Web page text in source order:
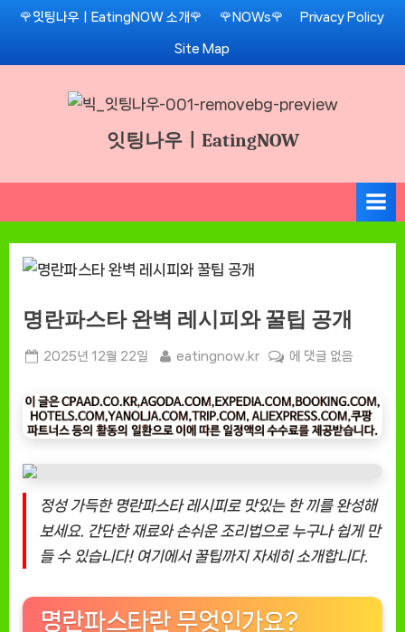
Skip
content
🌹잇팅나우ㅣEatingNOW 소개🌹 🌹NOWs🌹 Privacy Policy
Site Map
잇팅나우ㅣEatingNOW
명란파스타 완벽 레시피와 꿀팁 공개
Posted
2025년 12월 22일 By
eatingnow.kr
명
파
스
타
레
시
피
팁
에 댓글 없음
정성 가득한 명란파스타 레시피로 맛있는 한 끼를 완성해
보세요. 간단한 재료와 손쉬운 조리법으로 누구나 쉽게 만
들 수 있습니다! 여기에서 꿀팁까지 자세히 소개합니다.
명란파스타란 무엇인가요?